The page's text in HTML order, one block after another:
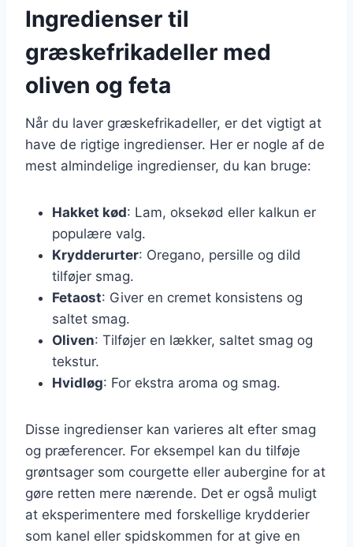
Ingredienser til
græskefrikadeller med
oliven og feta
Når du laver græskefrikadeller, er det vigtigt at
have de rigtige ingredienser. Her er nogle af de
mest almindelige ingredienser, du kan bruge:
Hakket kød: Lam, oksekød eller kalkun er
populære valg.
Krydderurter: Oregano, persille og dild
tilføjer smag.
Fetaost: Giver en cremet konsistens og
saltet smag.
Oliven: Tilføjer en lækker, saltet smag og
tekstur.
Hvidløg: For ekstra aroma og smag.
Disse ingredienser kan varieres alt efter smag
og præferencer. For eksempel kan du tilføje
grøntsager som courgette eller aubergine for at
gøre retten mere nærende. Det er også muligt
at eksperimentere med forskellige krydderier
som kanel eller spidskommen for at give en